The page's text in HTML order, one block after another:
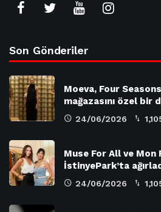
Son Gönderiler
Moeva, Four
mağazasını özel bir
24/06/2026
Muse For All ve Mon
İstinyePark’ta
24/06/2026